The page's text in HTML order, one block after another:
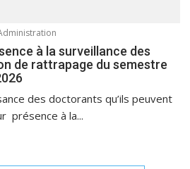
à la surveillance des
de rattrapage du semestre
des doctorants qu’ils peuvent
présence à la...